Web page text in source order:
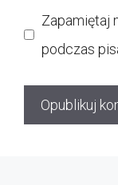
Zapamiętaj
podczas